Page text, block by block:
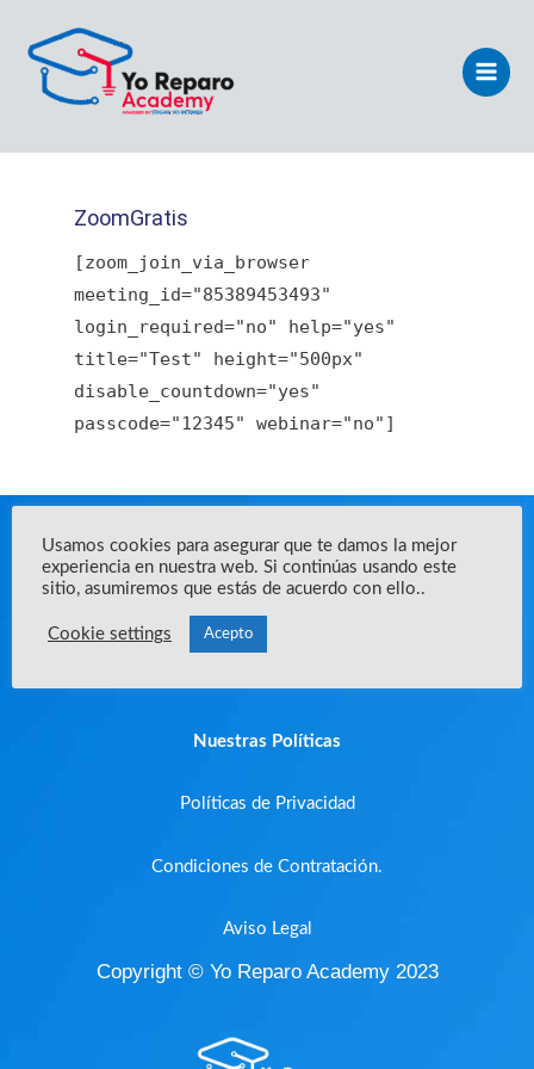
contenido
Menu
ZoomGratis
[zoom_join_via_browser
meeting_id="85389453493"
login_required="no" help="yes"
title="Test" height="500px"
disable_countdown="yes"
passcode="12345" webinar="no"]
Que es YRA?
Enunciado de misión
Nuestras Políticas
Políticas de Privacidad
Condiciones de Contratación.
Aviso Legal
Copyright © Yo Reparo Academy 2023
Usamos cookies para asegurar que te damos la mejor
experiencia en nuestra web. Si continúas usando este
sitio, asumiremos que estás de acuerdo con ello..
Cookie settings Acepto